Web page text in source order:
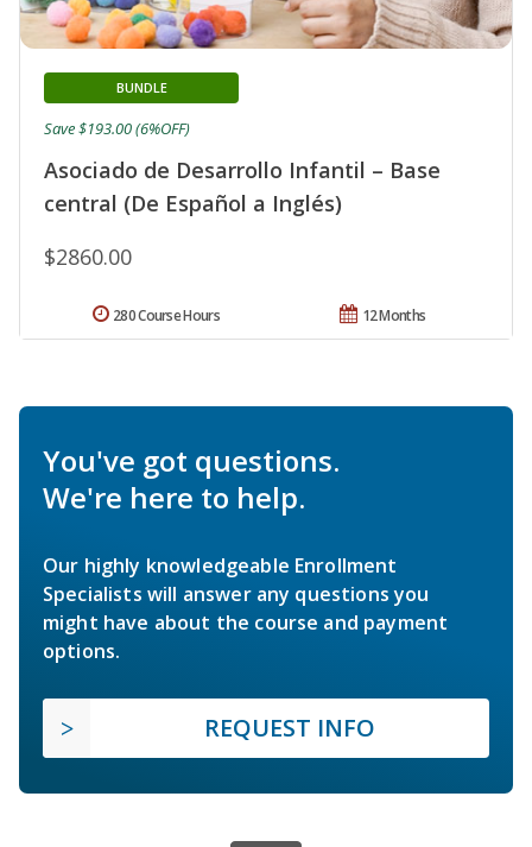
Asociado de Desarrollo Infantil – Base
central (De Español a Inglés)
BUNDLE
$2860.00
Save $193.00 (6%OFF)
12 Months
280 Course Hours
You've got questions.
We're here to help.
Our highly knowledgeable Enrollment
Specialists will answer any questions you
might have about the course and payment
options.
REQUEST INFO